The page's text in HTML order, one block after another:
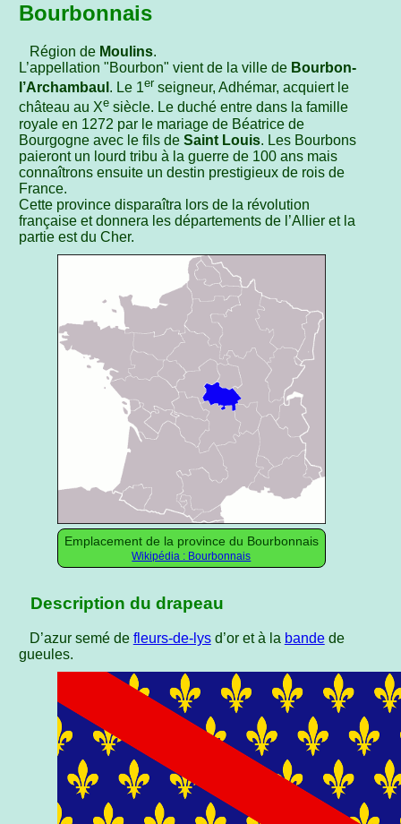
Bourbonnais
Région de Moulins.
L’appellation "Bourbon" vient de la ville de Bourbon-
l’Archambaul . Le 1er seigneur, Adhémar, acquiert le
château au Xe siècle. Le duché entre dans la famille
royale en 1272 par le mariage de Béatrice de
Bourgogne avec le fils deSaint Louis. Les Bourbons
paieront un lourd tribu à la guerre de 100 ans mais
connaîtrons ensuite un destin prestigieux de rois de
France.
Cette province disparaîtra lors de la révolution
française et donnera les départements de l’Allier et la
partie est du Cher.
Emplacement de la province du Bourbonnais
Wikipédia : Bourbonnais
Description du drapeau
D’azur semé de fleurs-de-lysd’or et à la bandede
gueules.